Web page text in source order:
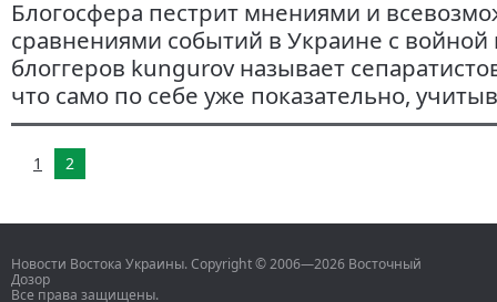
Блогосфера пестрит мнениями и
сравнениями событий в Украине с
блоггеров kungurov называет
что само по себе уже показательно,
1 2
Новости Востока Украины. Copyright © 2006—2026 Восточный
Дозор
Все права защищены.